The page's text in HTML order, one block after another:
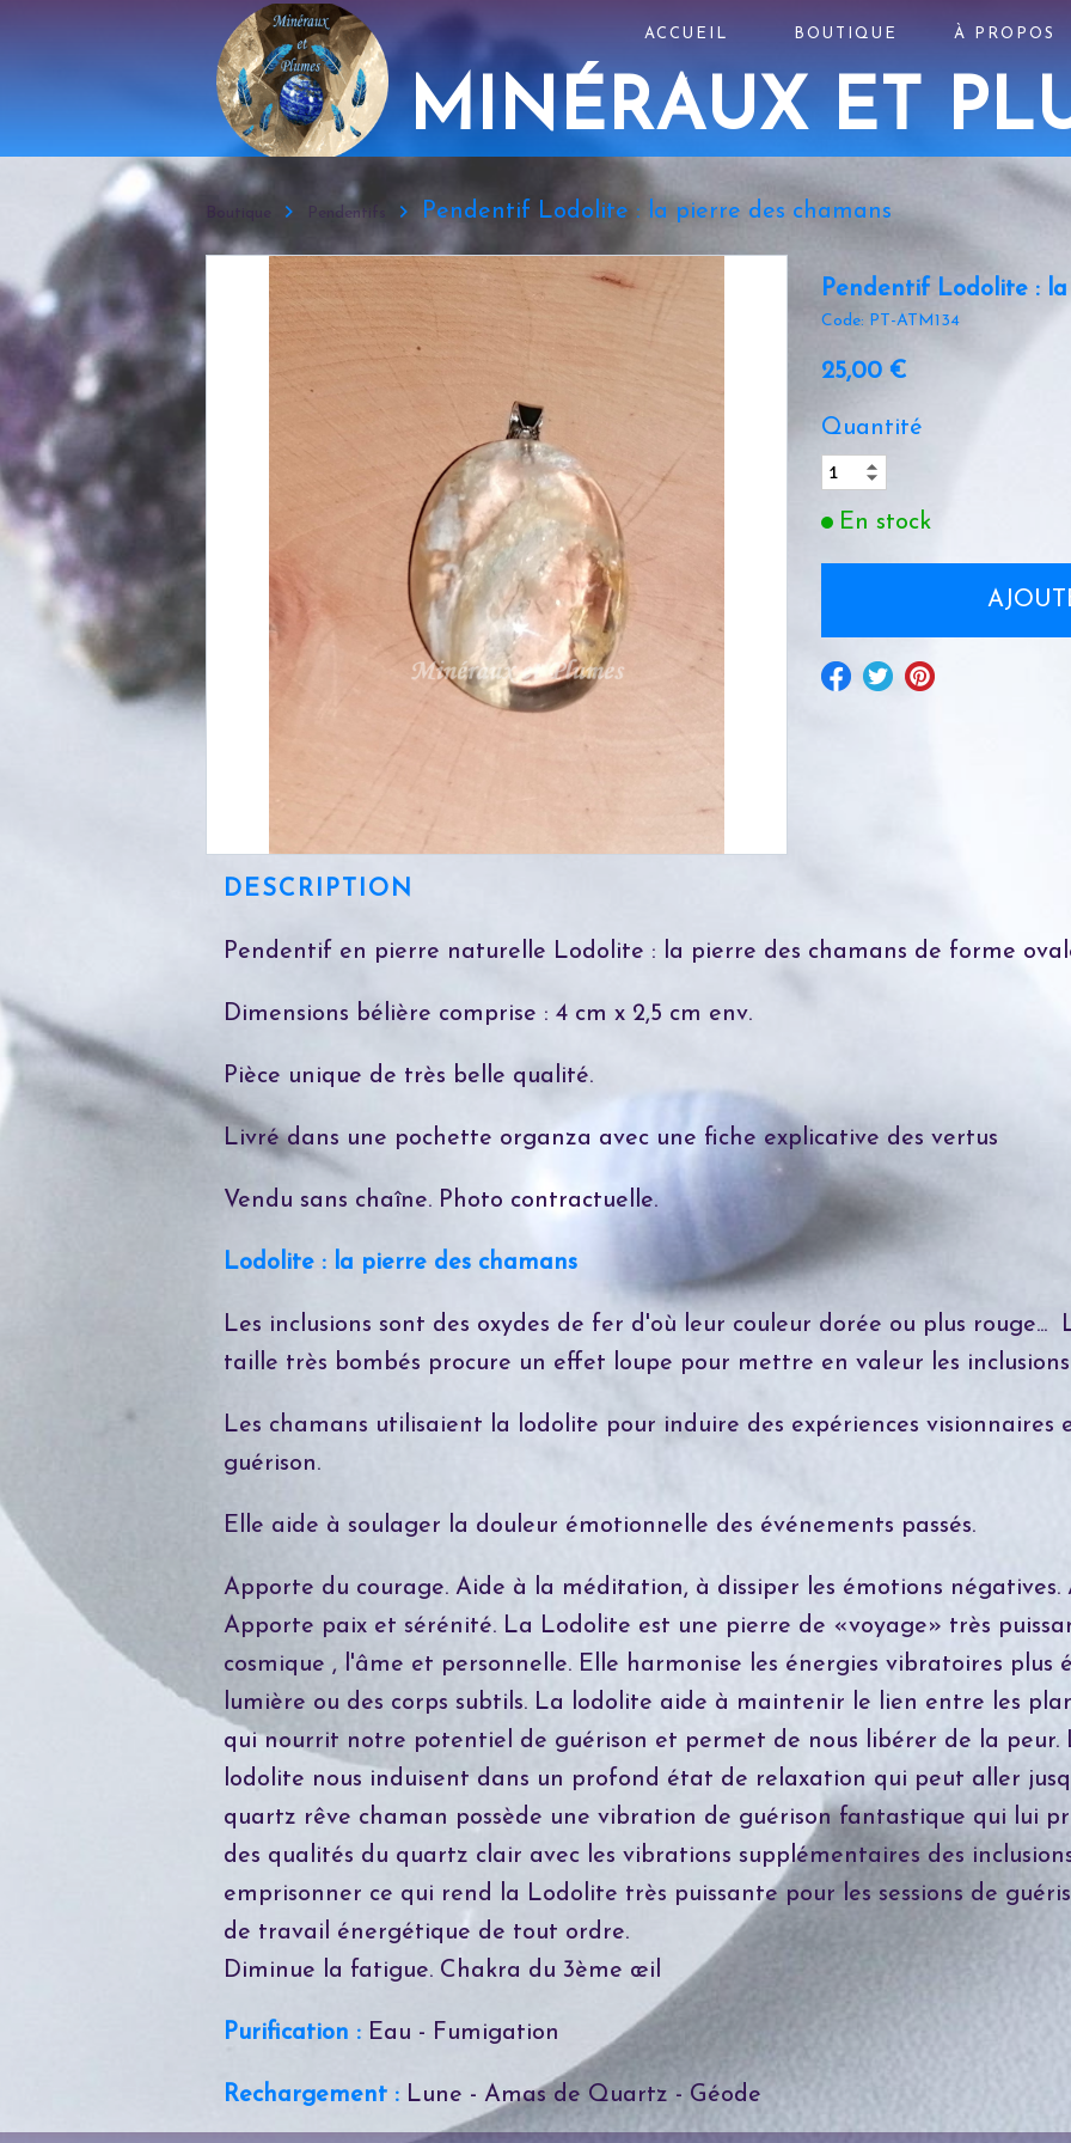
MINÉRAUX ET
ACCUEIL BOUTIQUE À PROPOS
Boutique Pendentifs Pendentif Lodolite : la pierre des chamans
Pendentif Lodolite :
Code: PT-ATM134
25,00 €
Quantité
En stock
DESCRIPTION
Pendentif en pierre naturelle Lodolite : la pierre des chamans de forme
Dimensions bélière comprise : 4 cm x 2,5 cm env.
Pièce unique de très belle qualité.
Livré dans une pochette organza avec une fiche explicative des vertus
Vendu sans chaîne. Photo contractuelle.
Lodolite : la pierre des chamans
Les inclusions sont des oxydes de fer d'où leur couleur dorée ou plus
taille très bombés procure un effet loupe pour mettre en valeur les
Les chamans utilisaient la lodolite pour induire des expériences visionnaires
guérison.
Elle aide à soulager la douleur émotionnelle des événements passés.
Apporte du courage. Aide à la méditation, à dissiper les émotions
Apporte paix et sérénité. La Lodolite est une pierre de «voyage» très
cosmique , l'âme et personnelle. Elle harmonise les énergies vibratoires plus
lumière ou des corps subtils. La lodolite aide à maintenir le lien entre les
qui nourrit notre potentiel de guérison et permet de nous libérer de la peur.
lodolite nous induisent dans un profond état de relaxation qui peut aller
quartz rêve chaman possède une vibration de guérison fantastique qui lui
des qualités du quartz clair avec les vibrations supplémentaires des
emprisonner ce qui rend la Lodolite très puissante pour les sessions de
de travail énergétique de tout ordre.
Diminue la fatigue. Chakra du 3ème œil
Purification : Eau - Fumigation
Rechargement : Lune - Amas de Quartz - Géode